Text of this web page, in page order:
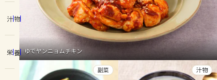
コンテンツ
レシピ
トーク
ピーマン
みょうが ゴーヤ
汁物
栄養 ゆでヤンニョムチキン
副菜 汁物